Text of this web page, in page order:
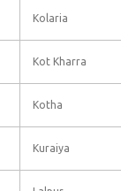
Kolaria
Kot Kharra
Kotha
Kuraiya